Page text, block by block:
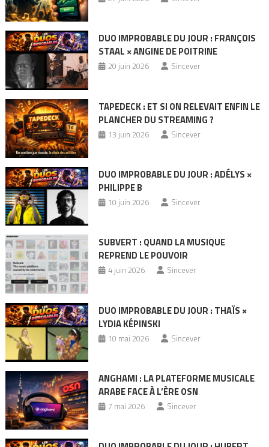
DUO IMPROBABLE DU JOUR : FRANÇOIS
STAAL × ANGINE DE POITRINE
20 juin 2026 Sincever
TAPEDECK : ET SI ON RELEVAIT ENFIN LE
PLANCHER DU STREAMING ?
13 juin 2026 Sincever
DUO IMPROBABLE DU JOUR : ADÉLYS ×
PHILIPPE B
10 juin 2026 Sincever
SUBVERT : QUAND LA MUSIQUE
REPREND LE POUVOIR
4 juin 2026 Sincever
DUO IMPROBABLE DU JOUR : THAÏS ×
LYDIA KÉPINSKI
10 mai 2026 Sincever
ANGHAMI : LA PLATEFORME MUSICALE
ARABE FACE À L’ÈRE OSN
7 mai 2026 Sincever